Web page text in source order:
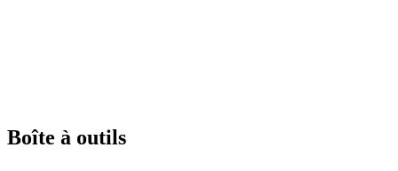
Boîte à outils